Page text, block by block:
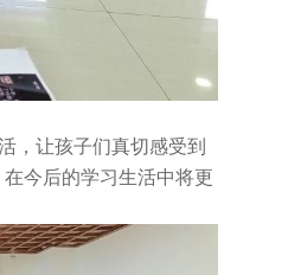
，让孩子们真切感受到
今后的学习生活中将更